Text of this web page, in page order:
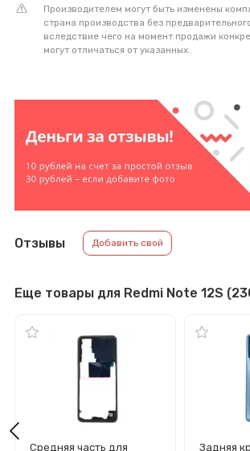
Производителем могут быть изменены
страна производства без
вследствие чего на момент продажи
могут отличаться от указанных.
Отзывы Добавить свой
Еще товары для Redmi Note 12S
Средняя часть для
Задняя